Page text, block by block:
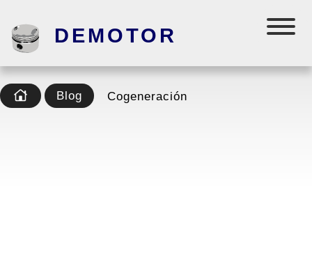
DEMOTOR
Blog Cogeneración